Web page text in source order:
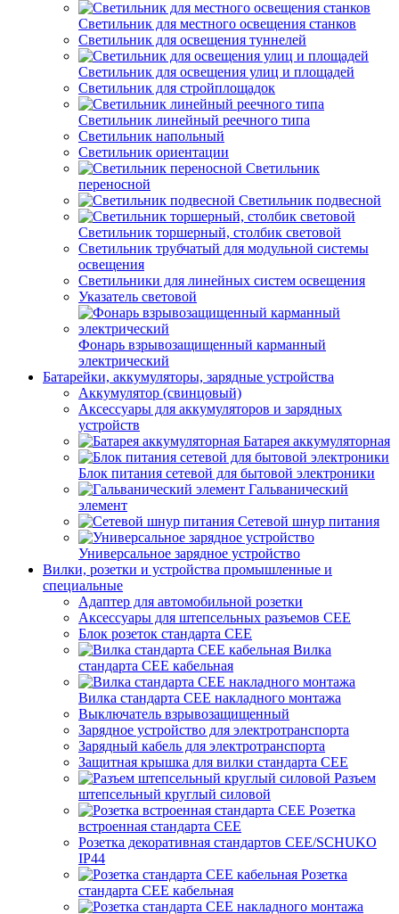
Светильник для местного освещения станков
Светильник для освещения туннелей
Светильник для освещения улиц и площадей
Светильник для стройплощадок
Светильник линейный реечного типа
Светильник напольный
Светильник ориентации
Светильник
переносной
Светильник подвесной
Светильник торшерный, столбик световой
Светильник трубчатый для модульной системы
освещения
Светильники для линейных систем освещения
Указатель световой
Фонарь взрывозащищенный карманный
электрический
Батарейки, аккумуляторы, зарядные устройства
Аккумулятор (свинцовый)
Аксессуары для аккумуляторов и зарядных
устройств
Батарея аккумуляторная
Блок питания сетевой для бытовой электроники
Гальванический
элемент
Сетевой шнур питания
Универсальное зарядное устройство
Вилки, розетки и устройства промышленные и
специальные
Адаптер для автомобильной розетки
Аксессуары для штепсельных разъемов CEE
Блок розеток стандарта CEE
Вилка
стандарта CEE кабельная
Вилка стандарта CEE накладного монтажа
Выключатель взрывозащищенный
Зарядное устройство для электротранспорта
Зарядный кабель для электротранспорта
Защитная крышка для вилки стандарта CEE
Разъем
штепсельный круглый силовой
Розетка
встроенная стандарта CEE
Розетка декоративная стандартов CEE/SCHUKO
IP44
Розетка
стандарта СЕЕ кабельная